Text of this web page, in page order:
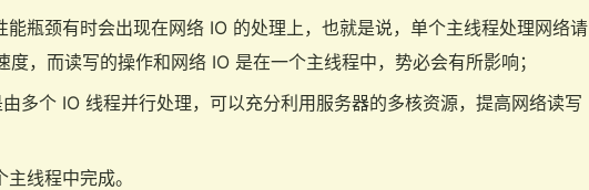
能瓶颈有时会出现在网络 IO 的处理上，也就是说，单个主线程处理网络请
，而读写的操作和网络 IO 是在一个主线程中，势必会有所影响；
多个 IO 线程并行处理，可以充分利用服务器的多核资源，提高网络读写
线程中完成。